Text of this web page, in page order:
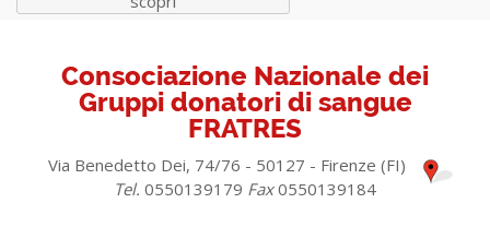
Consociazione Nazionale dei
Gruppi donatori di sangue
FRATRES
Via Benedetto Dei, 74/76 - 50127 - Firenze (FI)
Tel. 0550139179 Fax0550139184